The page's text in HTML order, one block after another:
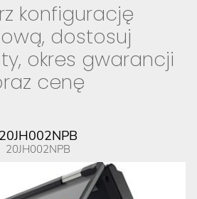
konfigurację
dostosuj
okres gwarancji
cenę
20JH002NPB
20JH002NPB